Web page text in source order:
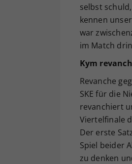
selbst
kennen
war
im Match
Kym
Revanche
SKE für die
revanchiert
Viertelfinale
Der erste
Spiel beider
zu denken